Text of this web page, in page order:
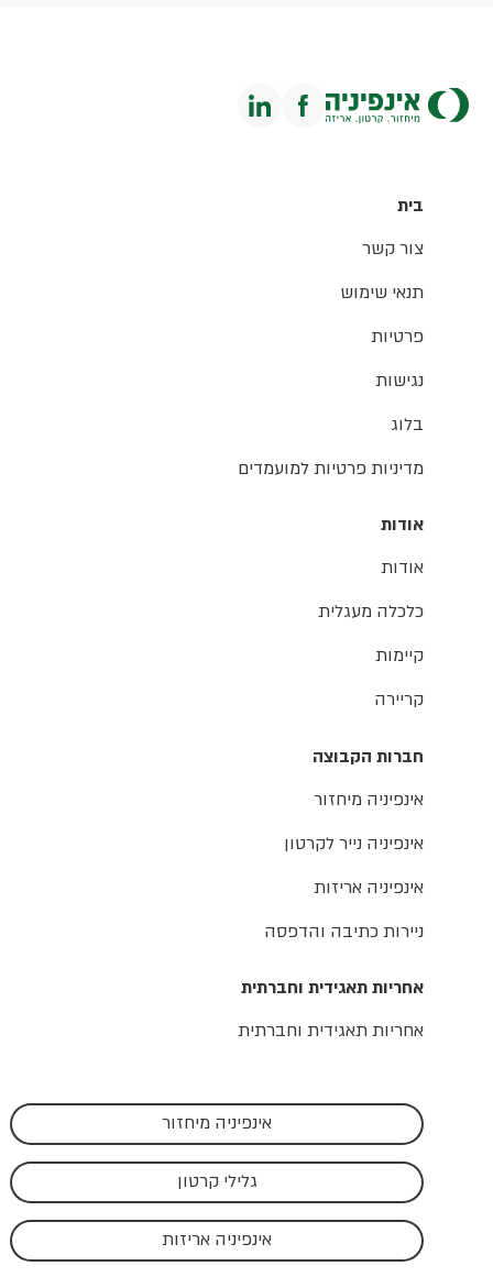
בית
צור קשר
תנאי שימוש
פרטיות
נגישות
בלוג
מדיניות פרטיות למועמדים
אודות
אודות
כלכלה מעגלית
קיימות
קריירה
חברות הקבוצה
אינפיניה מיחזור
אינפיניה נייר לקרטון
אינפיניה אריזות
ניירות כתיבה והדפסה
אחריות תאגידית וחברתית
אחריות תאגידית וחברתית
אינפיניה מיחזור
גלילי קרטון
אינפיניה אריזות